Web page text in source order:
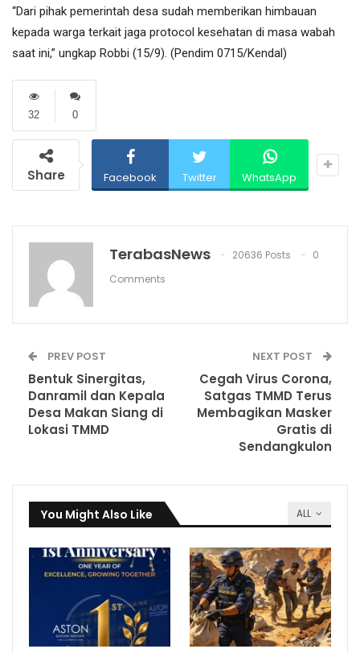
“Dari pihak pemerintah desa sudah memberikan himbauan
kepada warga terkait jaga protocol kesehatan di masa wabah
saat ini,” ungkap Robbi (15/9). (Pendim 0715/Kendal)
0
32
Share Facebook Twitter WhatsApp
TerabasNews 20636 Posts
0
Comments
PREV POST
Bentuk Sinergitas,
Danramil dan Kepala
Desa Makan Siang di
Lokasi TMMD
NEXT POST
Cegah Virus Corona,
Satgas TMMD Terus
Membagikan Masker
Gratis di
Sendangkulon
ALL
You Might Also Like